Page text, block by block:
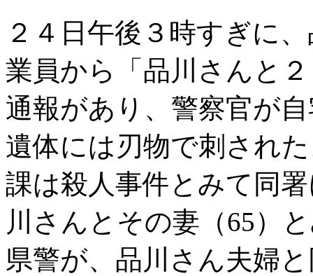
２４日午後３時すぎに
業員から「品川さんと
通報があり、警察官が
遺体には刃物で刺され
課は殺人事件とみて同
川さんとその妻（65）
県警が、品川さん夫婦